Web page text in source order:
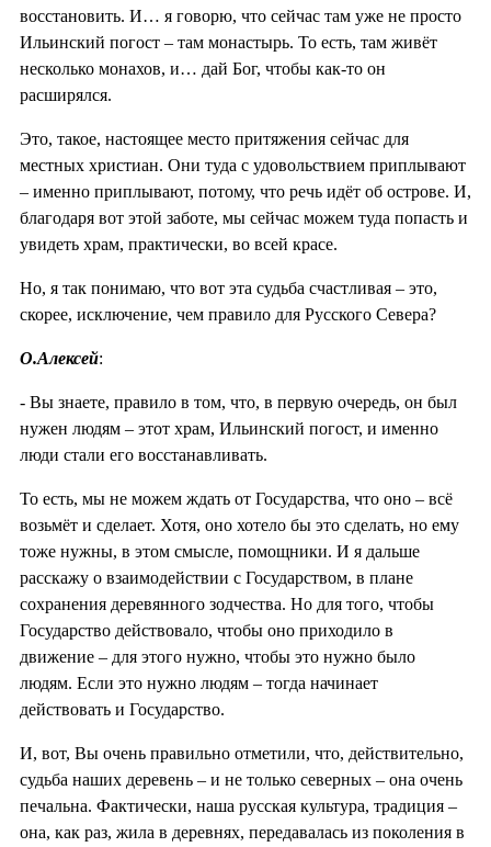
восстановить. И… я говорю, что сейчас там уже не просто
Ильинский погост – там монастырь. То есть, там живёт
несколько монахов, и… дай Бог, чтобы как-то он
расширялся.
Это, такое, настоящее место притяжения сейчас для
местных христиан. Они туда с удовольствием приплывают
– именно приплывают, потому, что речь идёт об острове. И,
благодаря вот этой заботе, мы сейчас можем туда попасть и
увидеть храм, практически, во всей красе.
Но, я так понимаю, что вот эта судьба счастливая – это,
скорее, исключение, чем правило для Русского Севера?
О.Алексей:
- Вы знаете, правило в том, что, в первую очередь, он был
нужен людям – этот храм, Ильинский погост, и именно
люди стали его восстанавливать.
То есть, мы не можем ждать от Государства, что оно – всё
возьмёт и сделает. Хотя, оно хотело бы это сделать, но ему
тоже нужны, в этом смысле, помощники. И я дальше
расскажу о взаимодействии с Государством, в плане
сохранения деревянного зодчества. Но для того, чтобы
Государство действовало, чтобы оно приходило в
движение – для этого нужно, чтобы это нужно было
людям. Если это нужно людям – тогда начинает
действовать и Государство.
И, вот, Вы очень правильно отметили, что, действительно,
судьба наших деревень – и не только северных – она очень
печальна. Фактически, наша русская культура, традиция –
она, как раз, жила в деревнях, передавалась из поколения в